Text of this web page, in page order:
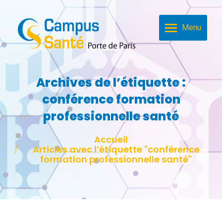
Menu
Archives de l’étiquette :
conférence formation
professionnelle santé
Vous êtes ici :
Accueil
Articles avec l’étiquette "conférence
formation professionnelle santé"